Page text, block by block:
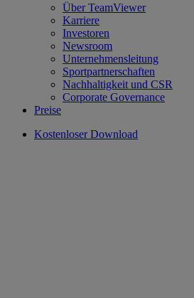
Über TeamViewer
Karriere
Investoren
Newsroom
Unternehmensleitung
Sportpartnerschaften
Nachhaltigkeit und CSR
Corporate Governance
Preise
Kostenloser Download